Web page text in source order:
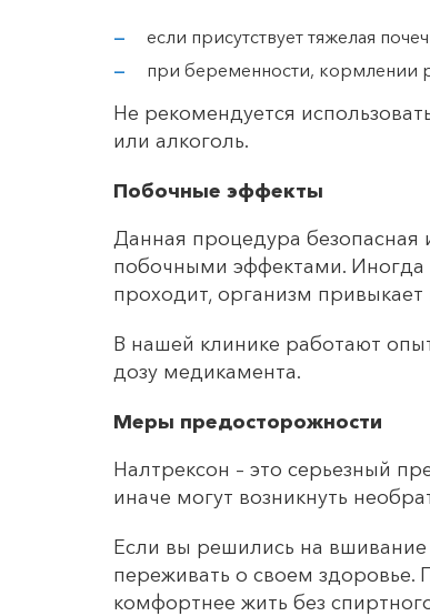
если присутствует тяжелая
при беременности, кормлении
Не рекомендуется
или алкоголь.
Побочные эффекты
Данная процедура безопасная
побочными эффектами. Иногда
проходит, организм
В нашей клинике работают
дозу медикамента.
Меры предосторожности
Налтрексон – это серьезный
иначе могут возникнуть
Если вы решились на
переживать о своем
комфортнее жить без